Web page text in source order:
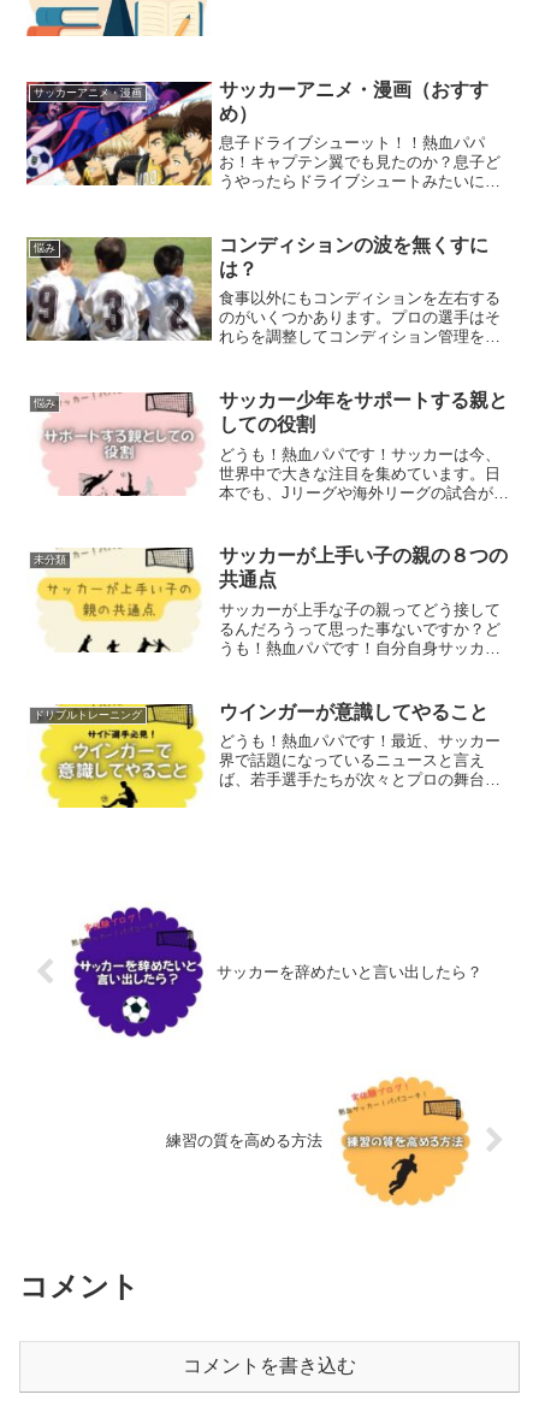
サッカーアニメ・漫画
サッカーアニメ・漫画（おすす
め）
息子ドライブシューット！！熱血パパ
お！キャプテン翼でも見たのか？息子ど
うやったらドライブシュートみたいにす
まで落ちないけどドライブシュートは練
習すればできるよ。多分動画...
悩み
コンディションの波を無くすに
は？
食事以外にもコンディションを左右する
のがいくつかあります。プロの選手はそ
れらを調整してコンディション管理をし
コンディション管理を見つけてあげてく
ださい。
悩み
サッカー少年をサポートする親と
しての役割
どうも！熱血パパです！サッカーは今、
世界中で大きな注目を集めています。日
本でも、Jリーグや海外リーグの試合が盛
サッカー上達をどのようにサポートする
かが大きな課題となって...
未分類
サッカーが上手い子の親の８つの
共通点
サッカーが上手な子の親ってどう接して
るんだろうって思った事ないですか？ど
うも！熱血パパです！自分自身サッカー
の上手な子のお父さんって若い時はバリ
バリにサッカーやっててめ...
ドリブルトレーニング ウインガーが意識してやること
どうも！熱血パパです！最近、サッカー
界で話題になっているニュースと言え
ば、若手選手たちが次々とプロの舞台に
サッカーを辞めたいと言い出したら？
練習の質を高める方法
コメント
コメントを書き込む